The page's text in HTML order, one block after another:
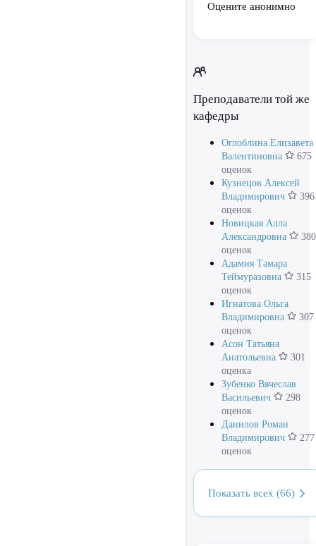
Оцените анонимно
Преподаватели той же
кафедры
Оглоблина Елизавета
Валентиновна
675
оценок
Кузнецов Алексей
Владимирович
396
оценок
Новицкая Алла
Александровна
380
оценок
Адамия Тамара
Теймуразовна
315
оценок
Игнатова Ольга
Владимировна
307
оценок
Асон Татьяна
Анатольевна
301
оценка
Зубенко Вячеслав
Васильевич
298
оценок
Данилов Роман
Владимирович
277
оценок
Показать всех (66)